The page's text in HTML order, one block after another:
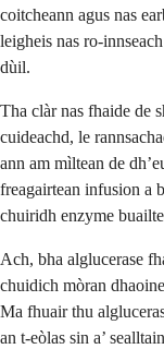
coitcheann agus nas
leigheis nas ro-
dùil.
Tha clàr nas fhaide de
cuideachd, le
ann am mìltean de
freagairtean infusion a
chuiridh enzyme
Ach, bha alglucerase
chuidich mòran
Ma fhuair thu
an t-eòlas sin a’